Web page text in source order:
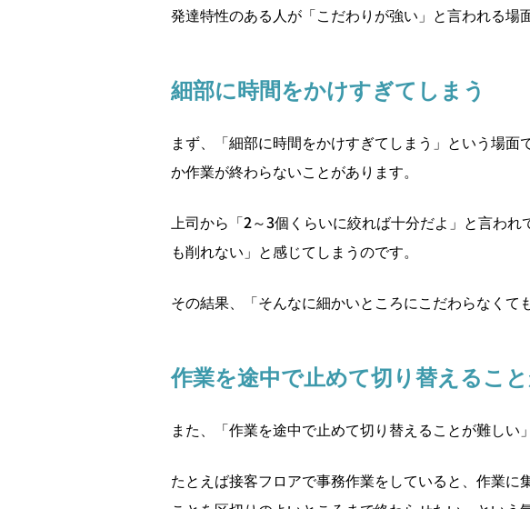
発達特性のある人が「こだわりが強い」と言われる場
細部に時間をかけすぎてしまう
まず、「細部に時間をかけすぎてしまう」という場
か作業が終わらないことがあります。
上司から「2～3個くらいに絞れば十分だよ」と言わ
も削れない」と感じてしまうのです。
その結果、「そんなに細かいところにこだわらなくて
作業を途中で止めて切り替えるこ
また、「作業を途中で止めて切り替えることが難しい
たとえば接客フロアで事務作業をしていると、作業